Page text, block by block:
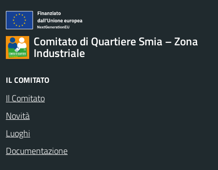
Comitato di Quartiere Smia – Zona
Industriale
IL COMITATO
Il Comitato
Novità
Luoghi
Documentazione